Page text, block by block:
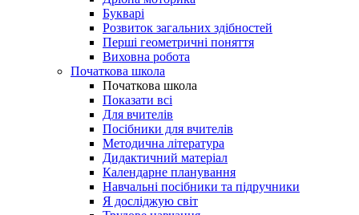
Букварі
Розвиток загальних здібностей
Перші геометричні поняття
Виховна робота
Початкова школа
Початкова школа
Показати всі
Для вчителів
Посібники для вчителів
Методична література
Дидактичний матеріал
Календарне планування
Навчальні посібники та підручники
Я досліджую світ